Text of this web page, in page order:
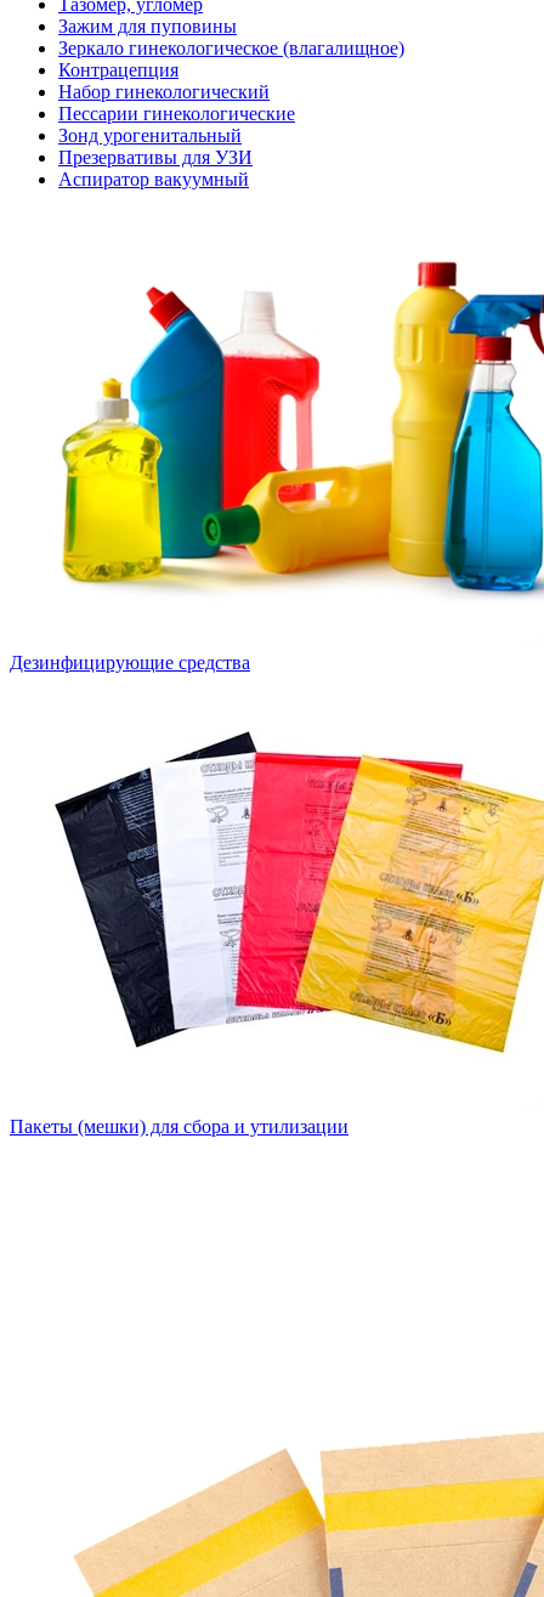
Зажим для пуповины
Зеркало гинекологическое (влагалищное)
Контрацепция
Набор гинекологический
Пессарии гинекологические
Зонд урогенитальный
Презервативы для УЗИ
Аспиратор вакуумный
Дезинфицирующие средства
Пакеты (мешки) для сбора и утилизации